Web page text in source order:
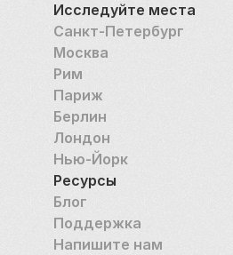
Музей, посвящённый памяти
был основан в 1947 году, в
Москвы. Долгое время его
особым богатством, но со
хранилищем и центром
фресок, которые
разрушенных храмов в
наши дни в музее можно
разных эпох, иконные оклады,
православные культовые
печатные церковные книги, в
старообрядческие. При
Исследуйте места
Санкт-Петербург
Москва
Рим
Париж
Берлин
Лондон
Нью-Йорк
Ресурсы
Блог
Поддержка
Напишите нам